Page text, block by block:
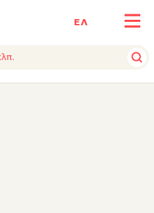
ΕΛ